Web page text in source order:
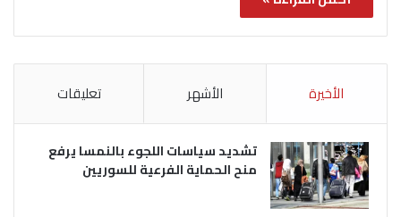
الأخيرة الأشهر تعليقات
تشديد سياسات اللجوء بالنمسا يرفع
منح الحماية الفرعية للسوريين